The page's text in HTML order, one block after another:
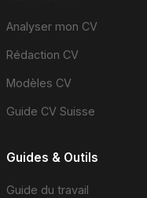
Analyser mon CV
Rédaction CV
Modèles CV
Guide CV Suisse
Guides & Outils
Guide du travail